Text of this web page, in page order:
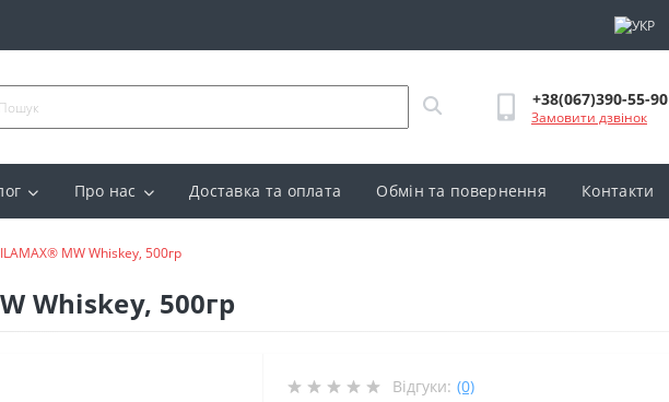
+38(067)390-55-90
Замовити дзвінок
Про нас Доставка та оплата Обмін та повернення Контакти
MW Whiskey, 500гр
Whiskey, 500гр
Відгуки: (0)